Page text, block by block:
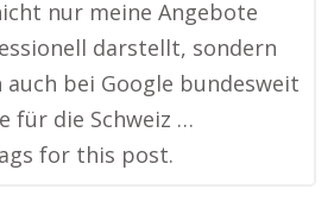
nur meine Angebote
darstellt, sondern
auch bei Google bundesweit
für die Schweiz …
for this post.